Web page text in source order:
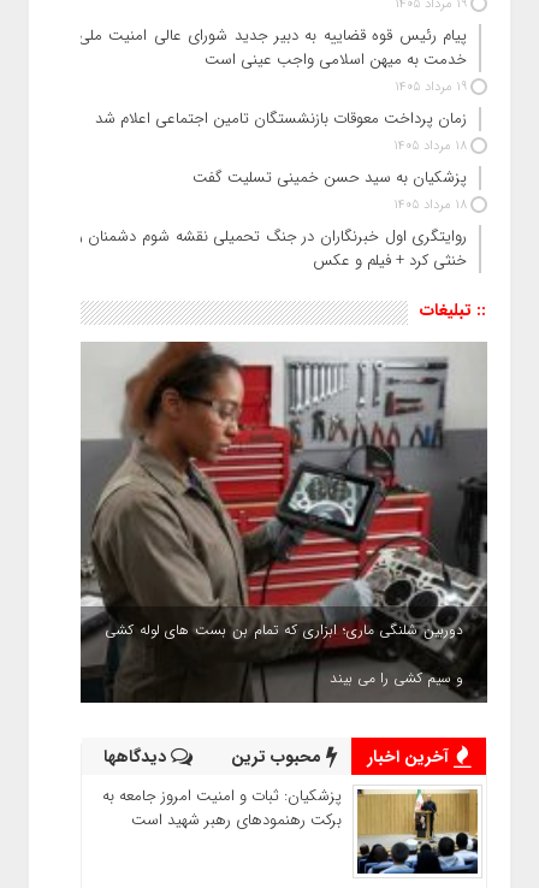
پیام رئیس قوه قضاییه به دبیر جدید شورای عالی امنیت ملی:
خدمت به میهن اسلامی واجب عینی است
19 مرداد 1405
زمان پرداخت معوقات بازنشستگان تامین اجتماعی اعلام شد
18 مرداد 1405
پزشکیان به سید حسن خمینی تسلیت گفت
18 مرداد 1405
روایتگری اول خبرنگاران در جنگ تحمیلی نقشه شوم دشمنان را
خنثی کرد + فیلم و عکس
:: تبلیغات
دوربین شلنگی ماری؛ ابزاری که تمام بن بست های لوله کشی
و سیم کشی را می بیند
آخرین اخبار محبوب ترین دیدگاهها
پزشکیان: ثبات و امنیت امروز جامعه به
برکت رهنمودهای رهبر شهید است